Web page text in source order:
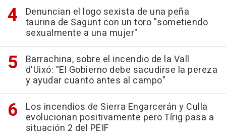
Denuncian el logo sexista de una peña
taurina de Sagunt con un toro "sometiendo
sexualmente a una mujer"
Barrachina, sobre el incendio de la Vall
d'Uixó: "El Gobierno debe sacudirse la pereza
y ayudar cuanto antes al campo"
Los incendios de Sierra Engarcerán y Culla
evolucionan positivamente pero Tírig pasa a
situación 2 del PEIF